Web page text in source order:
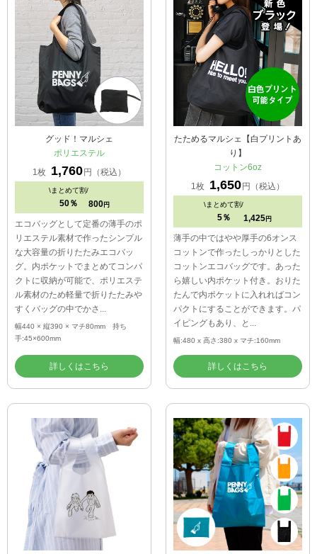
グッド！マルシェ
ポリエステル
1枚
1,760 円（税込）
\まとめて割/
50％ 800 円
エコバッグとして定番の薄手のポ
リエステル素材で作ったシンプル
な大容量の折りたたみエコバッ
グ。内ポケットでまとめてコンパ
クトに収納が可能で、ポリエステ
ル素材のため軽量で折りたたみや
すくバッグの中でかさ...
幅440 × 縦390 × マチ80mm 持ち
手:45×600mm
詳しくはこちら
たためるマルシェ【白プリントあ
り】
コットン6oz
1枚
1,650 円（税込）
\まとめて割/
5％ 1,425 円
薄手の中ではやや厚手の6オンス
コットンで作ったしっかりとした
コットンエコバッグです。あった
ら嬉しい内ポケット付き。おりた
たんで内ポケットに入れればコン
パクトにすることができます。パ
イピングもあり、と...
幅:480 x 高さ:380 x マチ:160mm
詳しくはこちら